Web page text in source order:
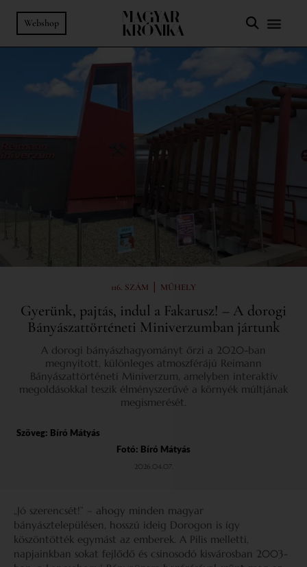
Webshop
116. SZÁM | MŰHELY
Gyerünk, pajtás, indul a Fakarusz! – A dorogi
Bányászattörténeti Miniverzumban jártunk
A dorogi bányászhagyományt őrzi a 2020-ban
megnyitott, különleges atmoszférájú Reimann
Bányászattörténeti Miniverzum, amelyben interaktív
megoldásokkal teszik élményszerűvé a környék múltjának
megismerését.
Szöveg: Bíró Mátyás
Fotó: Bíró Mátyás
2026.04.07.
„Jó szerencsét!” – ahogy minden magyar
bányásztelepülésen, hosszú ideig Dorogon is így
köszöntötték egymást az emberek. A Pilis melletti,
napjainkban sokat fejlődő és csinosodó kisvárosban 2003-